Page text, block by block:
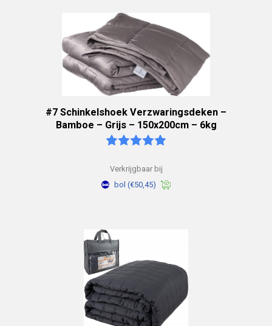
#7 Schinkelshoek Verzwaringsdeken –
Bamboe – Grijs – 150x200cm – 6kg
Verkrijgbaar bij
bol (€50,45)